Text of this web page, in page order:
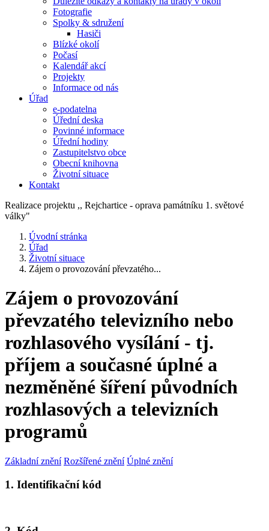
Fotografie
Spolky & sdružení
Hasiči
Blízké okolí
Počasí
Kalendář akcí
Projekty
Informace od nás
Úřad
e-podatelna
Úřední deska
Povinné informace
Úřední hodiny
Zastupitelstvo obce
Obecní knihovna
Životní situace
Kontakt
Realizace projektu ,, Rejchartice - oprava památníku 1. světové
války"
Úvodní stránka
Úřad
Životní situace
Zájem o provozování převzatého...
Zájem o provozování
převzatého televizního nebo
rozhlasového vysílání - tj.
příjem a současné úplné a
nezměněné šíření původních
rozhlasových a televizních
programů
Základní znění Rozšířené znění Úplné znění
1. Identifikační kód